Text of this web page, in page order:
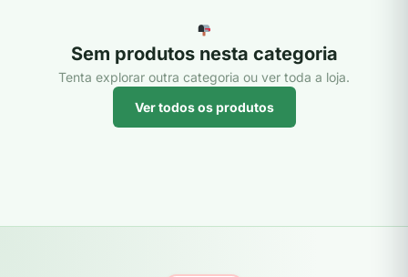
Sem produtos nesta categoria
Tenta explorar outra categoria ou ver toda a loja.
Ver todos os produtos